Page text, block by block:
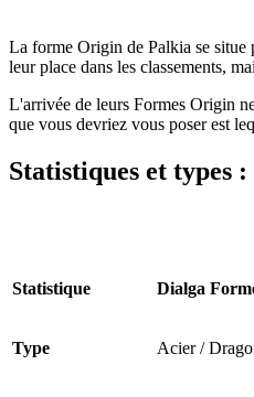
La forme Origin de Palkia se situe
leur place dans les classements,
L'arrivée de leurs Formes Origin
que vous devriez vous poser est
Statistiques et
Statistique Dialga
Type Acier /